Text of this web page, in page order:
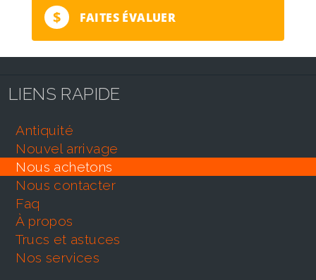
$ FAITES ÉVALUER
LIENS RAPIDE
antiquité
nouvel arrivage
nous achetons
nous contacter
faq
À propos
trucs et astuces
nos services